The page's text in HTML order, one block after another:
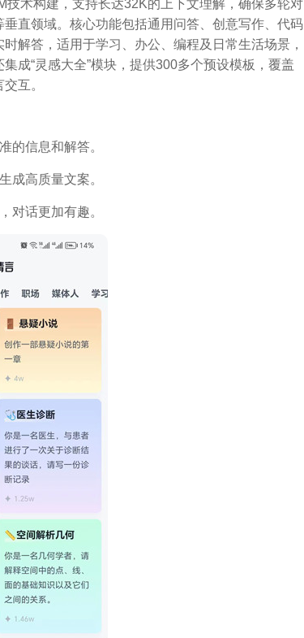
术构建，支持长达32K的上下文理解，确保多轮对
直领域。核心功能包括通用问答、创意写作、代码
解答，适用于学习、办公、编程及日常生活场景，
成“灵感大全”模块，提供300多个预设模板，覆盖
互。
的信息和解答。
成高质量文案。
对话更加有趣。